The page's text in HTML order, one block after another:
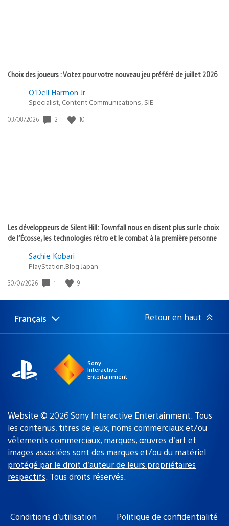
Choix des joueurs : Votez pour votre nouveau jeu préféré de juillet 2026
O’Dell Harmon Jr.
Specialist, Content Communications, SIE
Date
03/08/2026 2 10
Les développeurs de Silent Hill: Townfall nous en disent plus sur le choix
de l’Écosse, les technologies rétro et le combat à la première personne
Sachie Kobari
PlayStation.Blog Japan
Date
publication
30/07/2026 1 9
Choisir
Région
Français Retour en haut
Sony
Interactive
Entertainment
Website © 2026 Sony Interactive Entertainment. Tous
les contenus, titres de jeux, noms commerciaux et/ou
vêtements commerciaux, marques, œuvres d’art et
images associées sont des marques et/ou du matériel
protégé par le droit d’auteur de leurs propriétaires
respectifs. Tous droits réservés.
Conditions d’utilisation Politique de confidentialité